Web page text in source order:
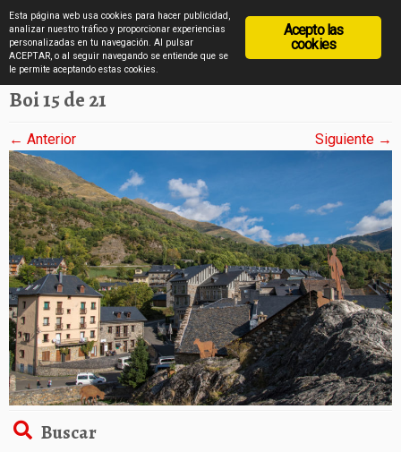
Saltar
al
contenido
diarioviajero.es
Inicio » Boi en imágenes » Boi 15 de 21
Boi 15 de 21
← Anterior Siguiente →
Buscar
Acepto las
cookies
Esta página web usa cookies para hacer publicidad,
analizar nuestro tráfico y proporcionar experiencias
personalizadas en tu navegación. Al pulsar
ACEPTAR, o al seguir navegando se entiende que se
le permite aceptando estas cookies.